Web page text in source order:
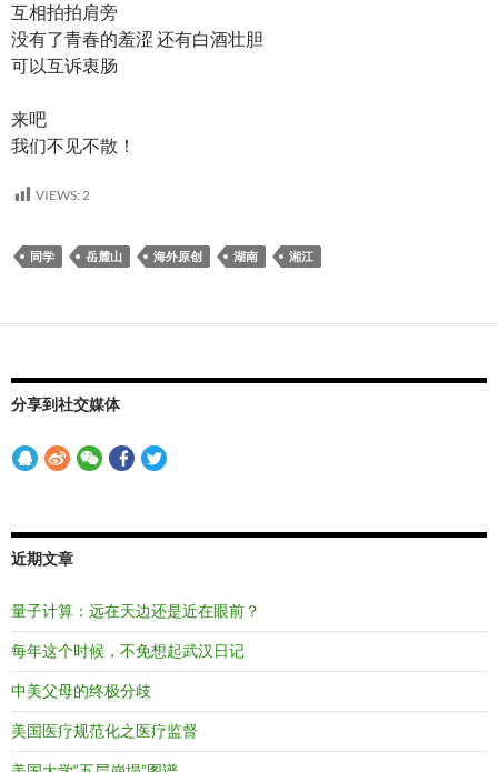
互相拍拍肩旁
没有了青春的羞涩 还有白酒壮胆
可以互诉衷肠
来吧
我们不见不散！
VIEWS: 2
同学 岳麓山 海外原创 湖南 湘江
分享到社交媒体
近期文章
量子计算：远在天边还是近在眼前？
每年这个时候，不免想起武汉日记
中美父母的终极分歧
美国医疗规范化之医疗监督